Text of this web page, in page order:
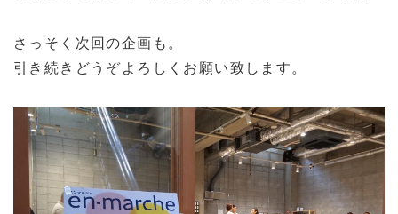
さっそく次回の企画も。
引き続きどうぞよろしくお願い致します。